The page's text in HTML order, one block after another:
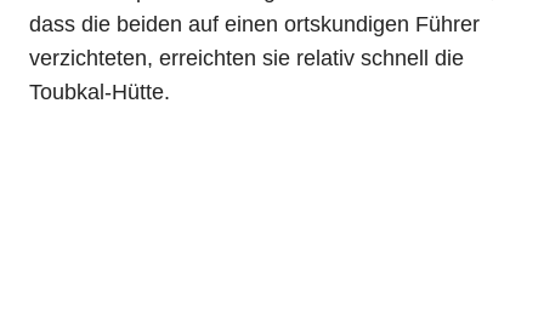
dass die beiden auf einen ortskundigen Führer
verzichteten, erreichten sie relativ schnell die
Toubkal-Hütte.